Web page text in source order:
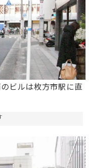
ビルは枚方市駅に直